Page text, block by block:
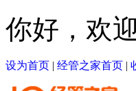
你好，欢
设为首页 | 经管之家首页 |